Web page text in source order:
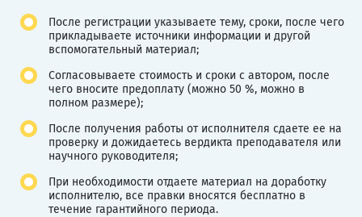
После регистрации указываете тему, сроки, после чего
прикладываете источники информации и другой
вспомогательный материал;
Согласовываете стоимость и сроки с автором, после
чего вносите предоплату (можно 50 %, можно в
полном размере);
После получения работы от исполнителя сдаете ее на
проверку и дожидаетесь вердикта преподавателя или
научного руководителя;
При необходимости отдаете материал на доработку
исполнителю, все правки вносятся бесплатно в
течение гарантийного периода.